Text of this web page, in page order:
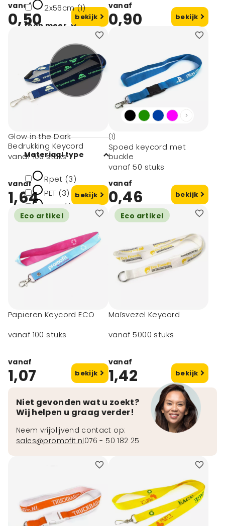
2x56cm (1)
toon meer
Materiaal
Nylon, abs plastic
(1)
Materiaal type
Rpet (3)
PET (3)
POM (1)
Nylon,Plastic (1)
vanaf
0,50 bekijk
vanaf
0,90 bekijk
Glow in the Dark
Bedrukking Keycord
vanaf 100 stuks
vanaf
1,64 bekijk
(1)
Spoed keycord met
buckle
vanaf 50 stuks
vanaf
0,46 bekijk
Eco artikel
Papieren Keycord ECO
vanaf 100 stuks
vanaf
1,07 bekijk
Eco artikel
Maïsvezel Keycord
vanaf 5000 stuks
vanaf
1,42 bekijk
Niet gevonden wat u zoekt?
Wij helpen u graag verder!
Neem vrijblijvend contact op:
sales@promofit.nl076 - 50 182 25